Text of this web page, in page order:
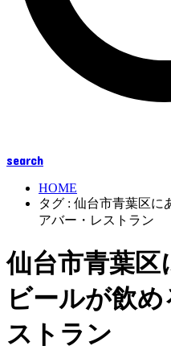
search
HOME
タグ : 仙台市青葉区に
アバー・レストラン
仙台市青葉区
ビールが飲
ストラン